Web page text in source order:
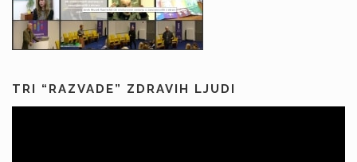
TRI “RAZVADE” ZDRAVIH LJUDI